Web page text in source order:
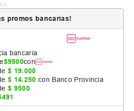
61
promos bancarias!
bancaria
$9500con
$ 19.000
$ 14.250 con Banco Provincia
$ 9500